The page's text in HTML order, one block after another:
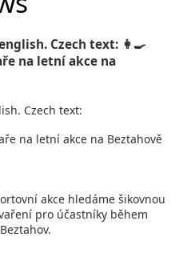
Czech text: 👩‍🍳
na letní akce na
Czech text:
na letní akce na Beztahově
akce hledáme šikovnou
pro účastníky během